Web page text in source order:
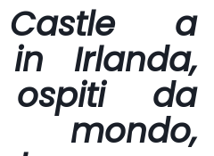
Castle a
in Irlanda,
ospiti da